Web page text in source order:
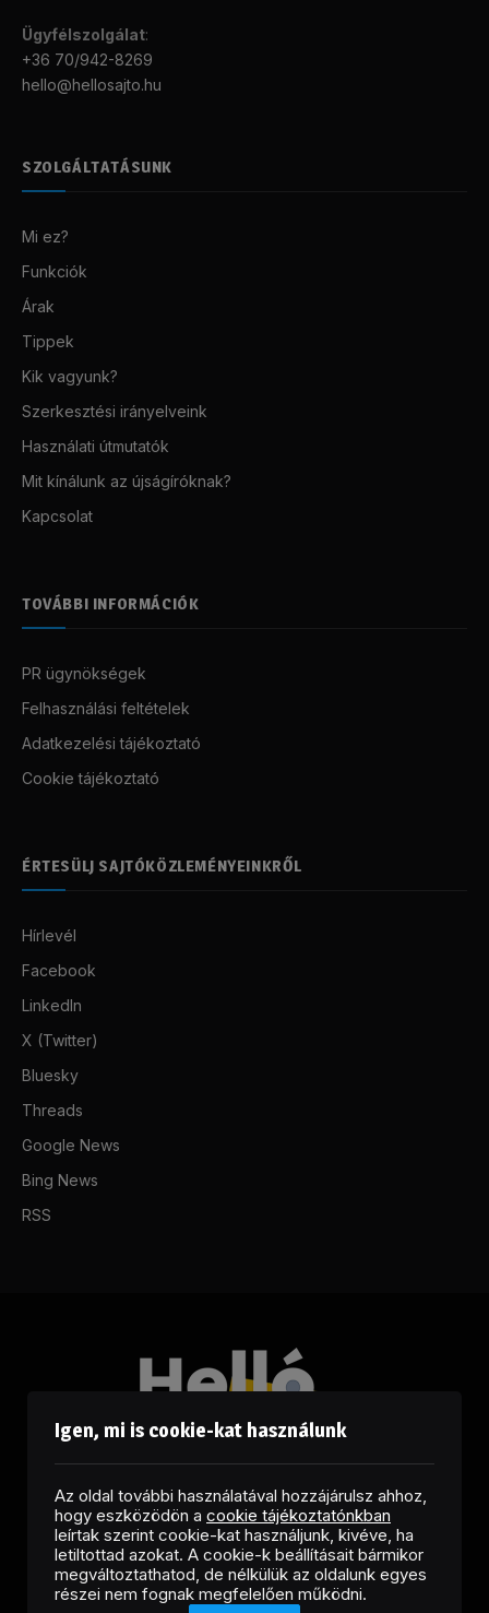
Ügyfélszolgálat:
+36 70/942-8269
hello@hellosajto.hu
SZOLGÁLTATÁSUNK
Mi ez?
Funkciók
Árak
Tippek
Kik vagyunk?
Szerkesztési irányelveink
Használati útmutatók
Mit kínálunk az újságíróknak?
Kapcsolat
TOVÁBBI INFORMÁCIÓK
PR ügynökségek
Felhasználási feltételek
Adatkezelési tájékoztató
Cookie tájékoztató
ÉRTESÜLJ SAJTÓKÖZLEMÉNYEINKRŐL
Hírlevél
Facebook
LinkedIn
X (Twitter)
Bluesky
Threads
Google News
Bing News
RSS
FacebookLinkedInX
(Twitter)
RSS
Igen, mi is cookie-kat használunk
Az oldal további használatával hozzájárulsz ahhoz,
hogy eszközödön a cookie tájékoztatónkban
leírtak szerint cookie-kat használjunk, kivéve, ha
letiltottad azokat. A cookie-k beállításait bármikor
megváltoztathatod, de nélkülük az oldalunk egyes
részei nem fognak megfelelően működni.